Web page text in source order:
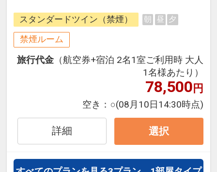
パ」。都市とリゾートをつなぐ便利
な立地で、ビジネス、観光、リラク
ゼーションと、さまざまなシチュエ
ーションにご利用いただけるよう、
機能的で快適な客室、レストラン、
バー、スパなど、洗練された施設で
お迎えいたします。当ホテルが位置
する久米は、古くから琉球王朝の国
波之上宮をはじめ、歴史の息吹を感
じる場所でもあります。有名な観光
た沖縄の魅力をご体感いただけま
スタンダードツイン（禁煙） 朝 昼 夕
禁煙ルーム
旅行代金 （航空券+宿泊 2名1室ご利用時 大人
1名様あたり）
78,500円
空き： ○(08月10日14:30時点)
詳細 選択